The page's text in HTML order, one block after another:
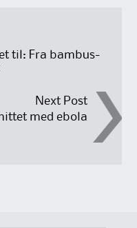
til: Fra bambus-
Next Post
med ebola